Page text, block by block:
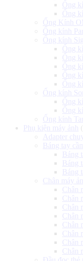
Ống
Ống
Ống Kính
Ống kính
Ống kính
Ống
Ống
Ống
Ống
Ống
Ống kính
Ống
Ống
Ống kính
Phụ kiện máy ảnh
Adapter
Báng tay
Báng
Báng
Báng
Chân máy ảnh
Chân
Chân
Chân
Chân
Chân
Chân
Chân
Chân